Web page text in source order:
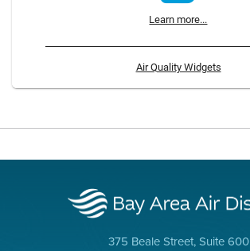
Learn more...
Air Quality Widgets
375 Beale Street, Suite 600